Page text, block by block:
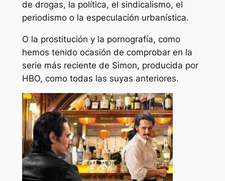
de drogas, la política, el sindicalismo, el
periodismo o la especulación urbanística.
O la prostitución y la pornografía, como
hemos tenido ocasión de comprobar en la
serie más reciente de Simon, producida por
HBO, como todas las suyas anteriores.